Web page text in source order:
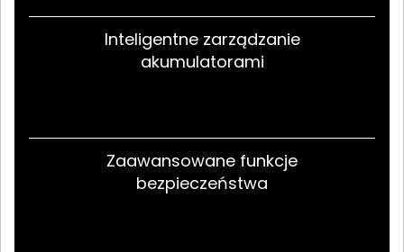
Inteligentne zarządzanie
akumulatorami
Zaawansowane funkcje
bezpieczeństwa